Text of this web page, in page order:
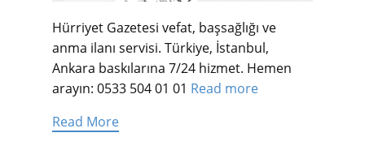
Hürriyet Gazetesi vefat, başsağlığı ve
anma ilanı servisi. Türkiye, İstanbul,
Ankara baskılarına 7/24 hizmet. Hemen
arayın: 0533 504 01 01 Read more
Read More